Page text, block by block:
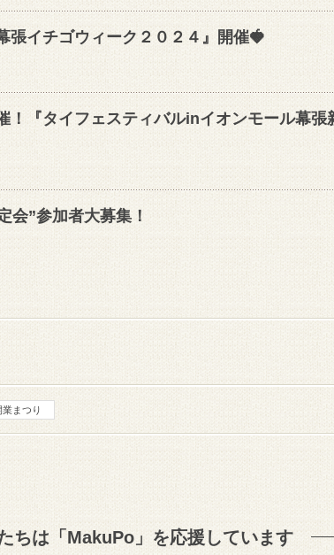
張イチゴウィーク２０２４』開催🍓
！『タイフェスティバルinイオンモール幕張
会”参加者大募集！
業まつり
ちは「MakuPo」を応援しています